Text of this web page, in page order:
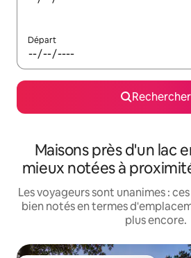
Départ
Rechercher
Maisons près d'un lac
mieux notées à
Les voyageurs sont unanimes :
bien notés en termes
plus encore.